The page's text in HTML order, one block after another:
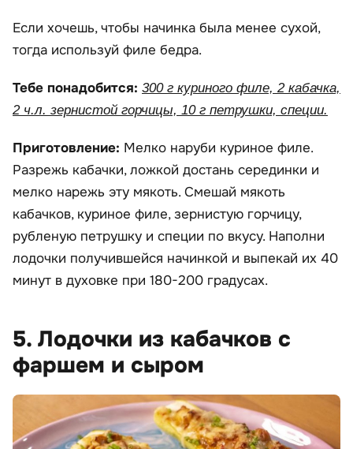
Если хочешь, чтобы начинка была менее сухой,
тогда используй филе бедра.
Тебе понадобится: 300 г куриного филе, 2 кабачка,
2 ч.л. зернистой горчицы, 10 г петрушки, специи.
Приготовление: Мелко наруби куриное филе.
Разрежь кабачки, ложкой достань серединки и
мелко нарежь эту мякоть. Смешай мякоть
кабачков, куриное филе, зернистую горчицу,
рубленую петрушку и специи по вкусу. Наполни
лодочки получившейся начинкой и выпекай их 40
минут в духовке при 180-200 градусах.
5. Лодочки из кабачков с
фаршем и сыром